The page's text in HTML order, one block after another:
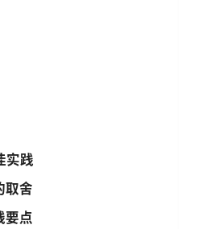
实践
取舍
要点